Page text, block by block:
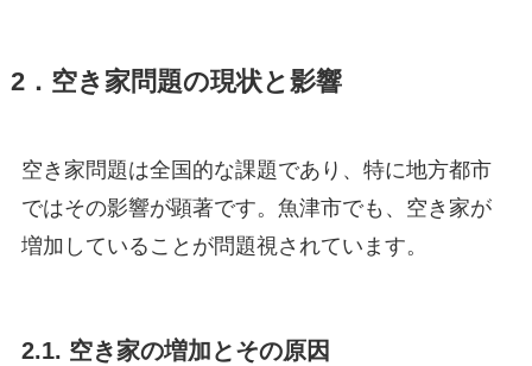
2．空き家問題の現状と影響
空き家問題は全国的な課題であり、特に地方都市
ではその影響が顕著です。魚津市でも、空き家が
増加していることが問題視されています。
2.1. 空き家の増加とその原因